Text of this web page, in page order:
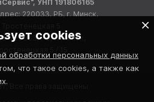
УНП 191806165
220033, РБ, г. Минск,
220033, РБ, г. Минск,
5 / 15
Все права защищены
cookies
обработки персональных данных
что такое cookies, а также как